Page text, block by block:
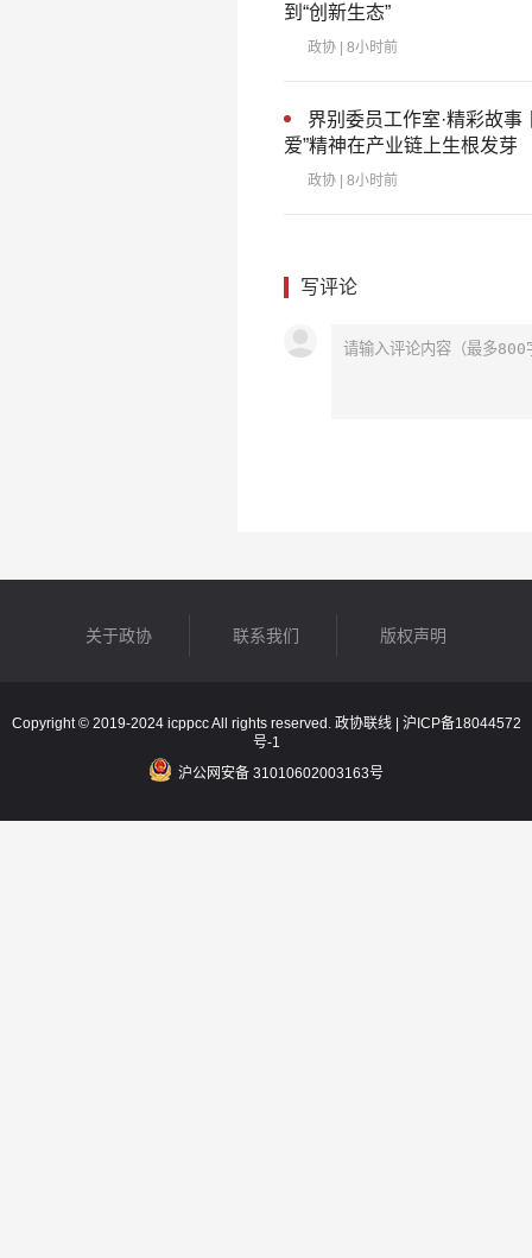
到“创新生态”
政协 | 8小时前
界别委员工作室·精彩故
爱”精神在产业链上生根发芽
政协 | 8小时前
写评论
关于政协 联系我们 版权声明
Copyright © 2019-2024 icppcc All rights reserved. 政协联线 | 沪ICP备18044572
号-1
沪公网安备 31010602003163号